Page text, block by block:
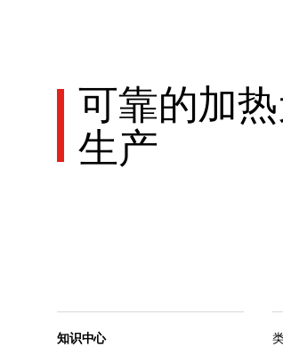
可靠的加
生产
知识中心